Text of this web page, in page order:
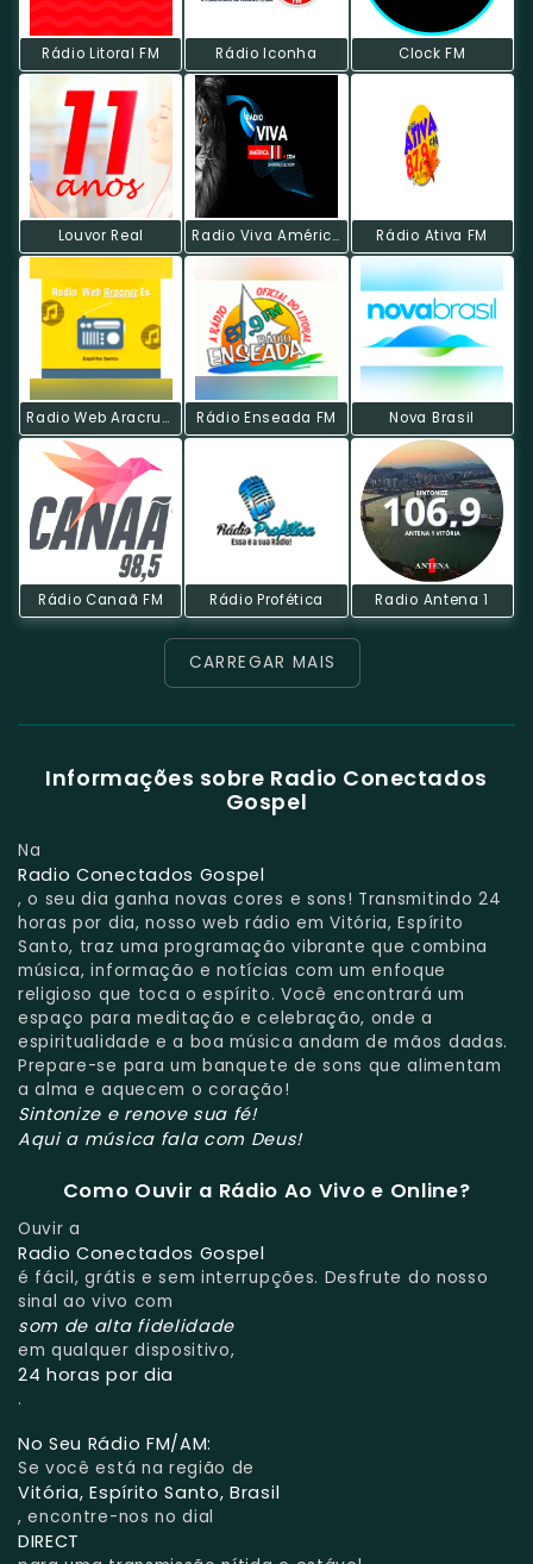
Rádio Litoral FM Rádio Iconha Clock FM
Louvor Real Radio Viva América Radiovision Rádio Ativa FM
Radio Web Aracruz Es Rádio Enseada FM Nova Brasil
Rádio Canaã FM Rádio Profética Radio Antena 1
CARREGAR MAIS
Informações sobre Radio Conectados
Gospel
Na
Radio Conectados Gospel
, o seu dia ganha novas cores e sons! Transmitindo 24
horas por dia, nosso web rádio em Vitória, Espírito
Santo, traz uma programação vibrante que combina
música, informação e notícias com um enfoque
religioso que toca o espírito. Você encontrará um
espaço para meditação e celebração, onde a
espiritualidade e a boa música andam de mãos dadas.
Prepare-se para um banquete de sons que alimentam
a alma e aquecem o coração!
Sintonize e renove sua fé!
Aqui a música fala com Deus!
Como Ouvir a Rádio Ao Vivo e Online?
Ouvir a
Radio Conectados Gospel
é fácil, grátis e sem interrupções. Desfrute do nosso
sinal ao vivo com
som de alta fidelidade
em qualquer dispositivo,
24 horas por dia
.
No Seu Rádio FM/AM:
Se você está na região de
Vitória, Espírito Santo, Brasil
, encontre-nos no dial
DIRECT